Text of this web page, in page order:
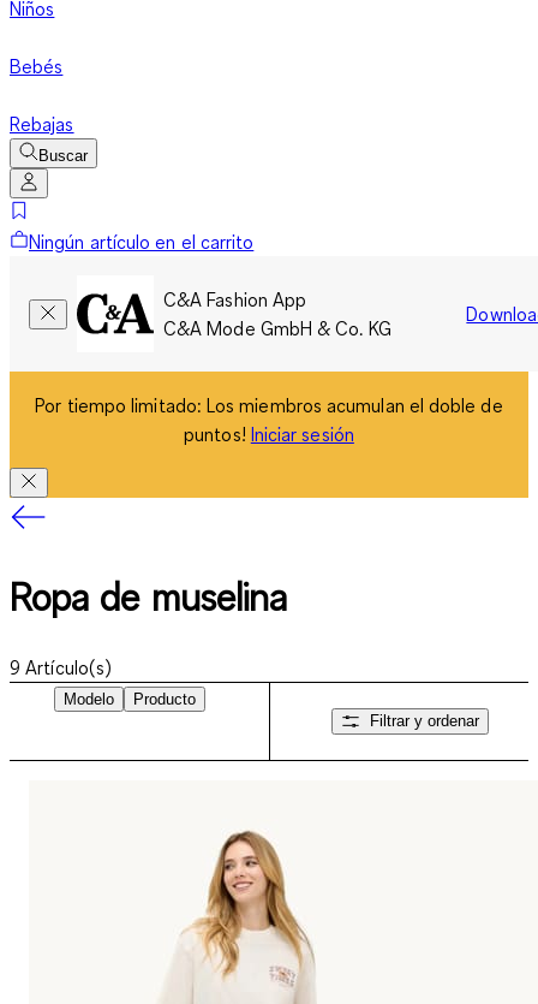
Niños
Bebés
Rebajas
Buscar
Ningún artículo en el carrito
C&A Fashion App
C&A Mode GmbH & Co. KG
Por tiempo limitado: Los miembros acumulan el doble de
puntos! Iniciar sesión
Ropa de muselina
9 Artículo(s)
Modelo
Producto
Filtrar y ordenar